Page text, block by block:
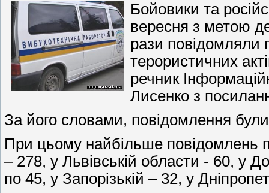
Бойовики та
вересня з метою
рази повідомляли
терористичних
речник
Лисенко з
За його словами, повідомлення були
При цьому найбільше повідомлень
– 278, у Львівській области - 60, у
по 45, у Запорізькій – 32, у